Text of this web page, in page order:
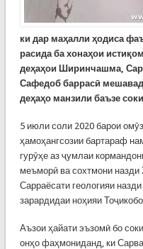
ки дар маҳалли ҳодиса
расида ба хонаҳои
деҳаҳои Ширинчашма,
Сафедоб баррасӣ
деҳаҳо манзили баъзе
5 июли соли 2020 барои
ҳамоҳангсозии бартараф
гурӯҳе аз ҷумлаи
меъморӣ ва сохтмони
Сарраёсати геологияи
зарардидаи ноҳияи
Аъзои ҳайати эъзомӣ бо
онҳо фаҳмониданд, ки